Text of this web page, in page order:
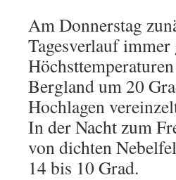
Am Donnerstag
Tagesverlauf
Bergland um 20
Hochlagen
In der Nacht zum
von dichten
14 bis 10 Grad.